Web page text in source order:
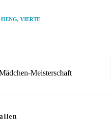
HENG, VIERTE
Meisterschaft